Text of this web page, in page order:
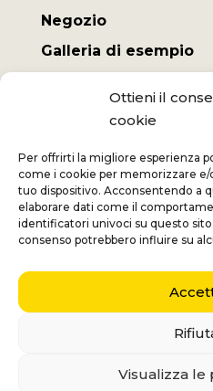
Ottieni il
cookie
Per offrirti la migliore esperienza
come i cookie per memorizzare e/
tuo dispositivo. Acconsentendo a
elaborare dati come il
identificatori univoci su questo
consenso potrebbero influire su
Visualizza le
Negozio
Galleria di esempio
Jan+32 (0) 477 732
Veronique+32
Middelmolenlaan
2100 Deurne
Nederlands(Olandese